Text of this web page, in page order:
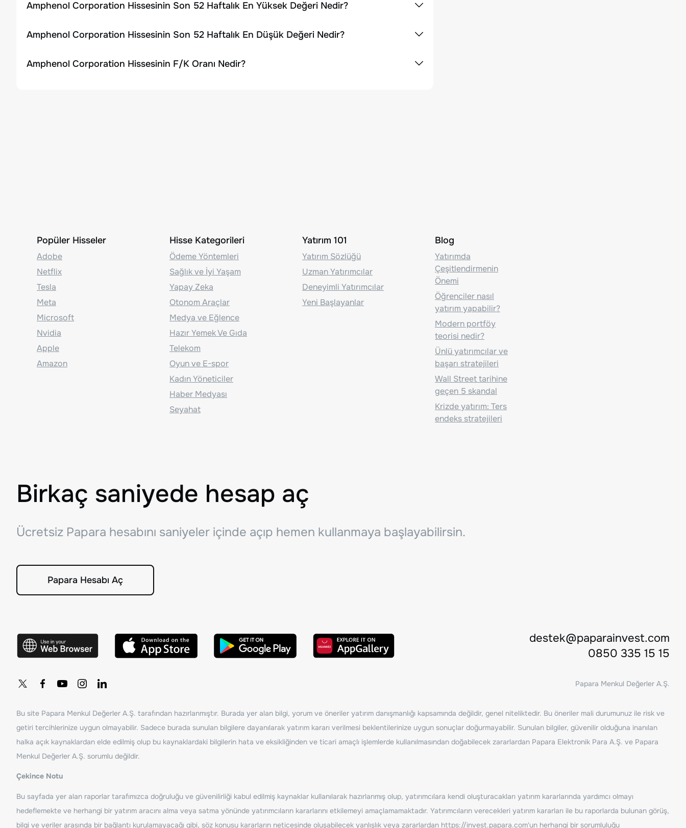
Amphenol Corporation Hissesinin Son 52 Haftalık En Yüksek Değeri Nedir?
Amphenol Corporation Hissesinin Son 52 Haftalık En Düşük Değeri Nedir?
Amphenol Corporation Hissesinin F/K Oranı Nedir?
Popüler Hisseler
Adobe
Netflix
Tesla
Meta
Microsoft
Nvidia
Apple
Amazon
Hisse Kategorileri
Ödeme Yöntemleri
Sağlık ve İyi Yaşam
Yapay Zeka
Otonom Araçlar
Medya ve Eğlence
Hazır Yemek Ve Gıda
Telekom
Oyun ve E-spor
Kadın Yöneticiler
Haber Medyası
Seyahat
Yatırım 101
Yatırım Sözlüğü
Uzman Yatırımcılar
Deneyimli Yatırımcılar
Yeni Başlayanlar
Blog
Yatırımda
Çeşitlendirmenin
Önemi
Öğrenciler nasıl
yatırım yapabilir?
Modern portföy
teorisi nedir?
Ünlü yatırımcılar ve
başarı stratejileri
Wall Street tarihine
geçen 5 skandal
Krizde yatırım: Ters
endeks stratejileri
Birkaç saniyede hesap aç
Ücretsiz Papara hesabını saniyeler içinde açıp hemen kullanmaya başlayabilirsin.
Papara Hesabı Aç
destek@paparainvest.com
0850 335 15 15
Papara Menkul Değerler A.Ş.
Bu site Papara Menkul Değerler A.Ş. tarafından hazırlanmıştır. Burada yer alan bilgi, yorum ve öneriler yatırım danışmanlığı kapsamında değildir, genel niteliktedir. Bu öneriler mali durumunuz ile risk ve
getiri tercihlerinize uygun olmayabilir. Sadece burada sunulan bilgilere dayanılarak yatırım kararı verilmesi beklentilerinize uygun sonuçlar doğurmayabilir. Sunulan bilgiler, güvenilir olduğuna inanılan
halka açık kaynaklardan elde edilmiş olup bu kaynaklardaki bilgilerin hata ve eksikliğinden ve ticari amaçlı işlemlerde kullanılmasından doğabilecek zararlardan Papara Elektronik Para A.Ş. ve Papara
Menkul Değerler A.Ş. sorumlu değildir.
Çekince Notu
Bu sayfada yer alan raporlar tarafımızca doğruluğu ve güvenilirliği kabul edilmiş kaynaklar kullanılarak hazırlanmış olup, yatırımcılara kendi oluşturacakları yatırım kararlarında yardımcı olmayı
hedeflemekte ve herhangi bir yatırım aracını alma veya satma yönünde yatırımcıların kararlarını etkilemeyi amaçlamamaktadır. Yatırımcıların verecekleri yatırım kararları ile bu raporlarda bulunan görüş,
bilgi ve veriler arasında bir bağlantı kurulamayacağı gibi, söz konusu kararların neticesinde oluşabilecek yanlışlık veya zararlardan https://invest.papara.com'un herhangi bir sorumluluğu